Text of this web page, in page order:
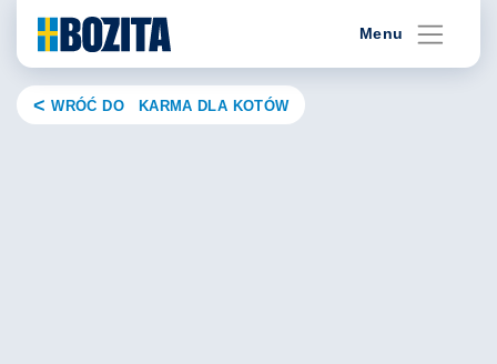
content
Menu
WRÓĆ DO KARMA DLA KOTÓW